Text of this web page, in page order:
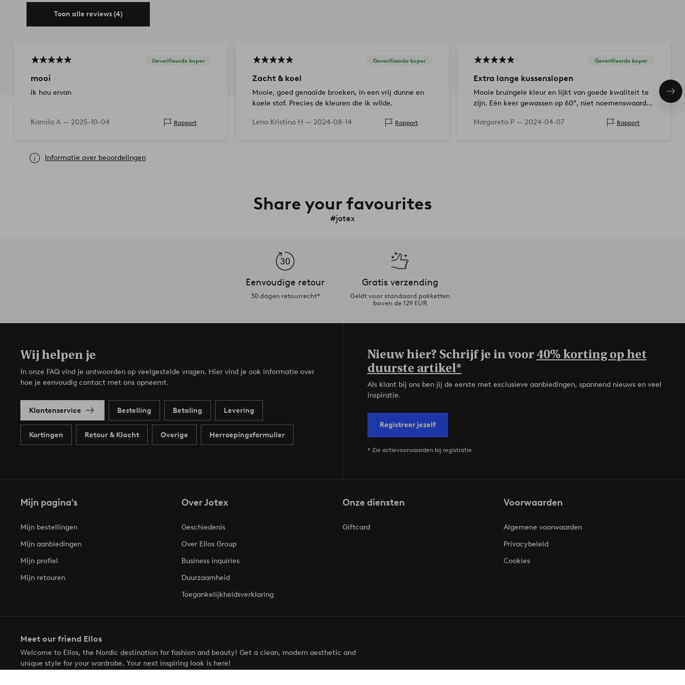
Toon alle reviews (4)
Geverifieerde koper
mooi
ik hou ervan
Kamila A — 2025-10-04 Rapport
Geverifieerde koper
Zacht & koel
Mooie, goed genaaide broeken, in een vrij dunne en
koele stof. Precies de kleuren die ik wilde.
Lena Kristina H — 2024-08-14 Rapport
Geverifieerde koper
Extra lange kussenslopen
Mooie bruingele kleur en lijkt van goede kwaliteit te
zijn. Eén keer gewassen op 60°, niet noemenswaardig
Margareta P — 2024-04-07 Rapport
Informatie over beoordelingen
Share your favourites
#jotex
Eenvoudige retour
30 dagen retourrecht*
Gratis verzending
Geldt voor standaard pakketten
boven de 129 EUR
Wij helpen je
In onze FAQ vind je antwoorden op veelgestelde vragen. Hier vind je ook informatie over
hoe je eenvoudig contact met ons opneemt.
Klantenservice Bestelling Betaling Levering
Kortingen Retour & Klacht Overige Herroepingsformulier
Nieuw hier? Schrijf je in voor40% korting op het
duurste artikel*
Als klant bij ons ben jij de eerste met exclusieve aanbiedingen, spannend nieuws en veel
inspiratie.
Registreer jezelf
* Zie actievoorwaarden bij registratie
Mijn pagina's
Mijn bestellingen
Mijn aanbiedingen
Mijn profiel
Mijn retouren
Over Jotex
Geschiedenis
Over Ellos Group
Business inquiries
Duurzaamheid
Toegankelijkheidsverklaring
Onze diensten
Giftcard
Voorwaarden
Algemene voorwaarden
Privacybeleid
Cookies
Meet our friend Ellos
Welcome to Ellos, the Nordic destination for fashion and beauty! Get a clean, modern aesthetic and
unique style for your wardrobe. Your next inspiring look is here!